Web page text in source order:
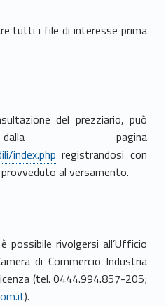
tutti i file di interesse prima
del prezziario, può
pagina
index.php registrandosi con
al versamento.
possibile rivolgersi all’Ufficio
di Commercio Industria
(tel. 0444.994.857-205;
).